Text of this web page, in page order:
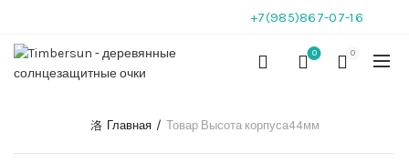
+7(985)867-07-16
0 0
Главная Товар Высота корпуса44мм